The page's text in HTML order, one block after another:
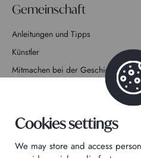
Gemeinschaft
Anleitungen und Tipps
Künstler
Mitmachen bei der Geschichte
Cookies settings
We may store and access